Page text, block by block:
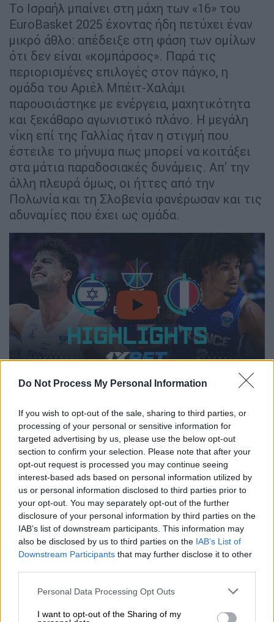
Do Not Process My Personal Information
If you wish to opt-out of the sale, sharing to third parties, or
processing of your personal or sensitive information for
targeted advertising by us, please use the below opt-out
section to confirm your selection. Please note that after your
opt-out request is processed you may continue seeing
interest-based ads based on personal information utilized by
us or personal information disclosed to third parties prior to
your opt-out. You may separately opt-out of the further
disclosure of your personal information by third parties on the
IAB’s list of downstream participants. This information may
also be disclosed by us to third parties on the IAB’s List of
Downstream Participants that may further disclose it to other
Please note that this website/app uses one or more Google
not limited to your visit or usage behaviour. You may click to
Personal Data Processing Opt Outs
I want to opt-out of the Sharing of my
Το Ισραήλ μπαίνει στη μάχη των «16» του
EuroBasket 2025 έχοντας ήδη πετύχει έναν
μικρό άθλο: απέδειξε στη φάση των ομίλων
ότι δεν είναι «κομπάρσος». Παρά τις
περιορισμένες επιλογές στον πάγκο, η
ομάδα του Αριέλ Μπέιτ-Χαλάμι
παρουσιάστηκε με ενέργεια, μαχητικότητα
και ξεκάθαρο αγωνιστικό πλάνο. Η μεγάλη
νίκη επί της Γαλλίας ήταν η στιγμή που
έστειλε το μήνυμα πως μπορεί να κοιτάξει
στα μάτια παραδοσιακές δυνάμεις. Απ' την
άλλη πλευρά όμως, οι ήττες από την
Πολωνία και τη Σλοβενία φανέρωσαν και τις
αδυναμίες που έχει ως ομάδα.
video
Ισραήλ είναι η απόλυτη εξάρτηση από τον
Ντένι Άβντιγια. Ο 24χρονος φόργουορντ των
Πόρτλαντ Τρέιλ Μπλέιζερς είναι το «Α και
το Ω» της ομάδας, με στατιστικά που
ξεπερνούν τους 24 πόντους ανά παιχνίδι,
προσθέτοντας ριμπάουντ, ασίστ, κλεψίματα
και τάπες. Ο Άβντιγια έχει την ελευθερία να
παίξει σε όλες τις θέσεις της περιφέρειας
και των φόργουορντ, σηκώνοντας το
μεγαλύτερο βάρος στην επίθεση. Όταν
εκείνος «βρίσκει ρυθμό», όλο το Ισραήλ
παίρνει αυτοπεποίθηση.
Δίπλα του, ο Ρόμαν Σόρκιν είναι η πιο